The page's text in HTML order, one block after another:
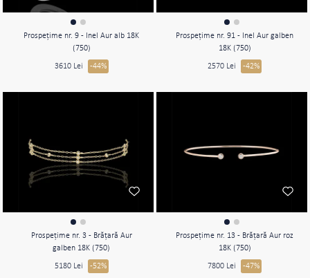
Prospeţime nr. 9 - Inel Aur alb 18K
(750)
3610 Lei -44%
Prospeţime nr. 91 - Inel Aur galben
18K (750)
2570 Lei -42%
Prospeţime nr. 3 - Brăţară Aur
galben 18K (750)
5180 Lei -52%
Prospeţime nr. 13 - Brăţară Aur roz
18K (750)
7800 Lei -47%